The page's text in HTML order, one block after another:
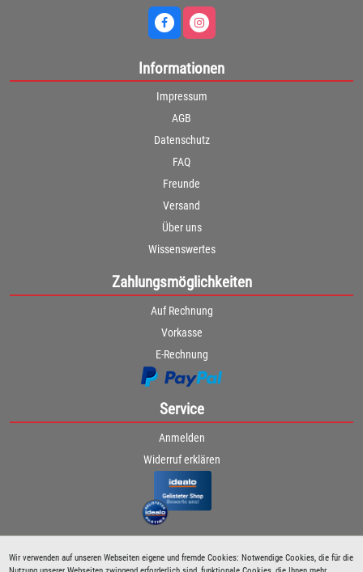
Wir verwenden auf unseren Webseiten eigene und fremde Cookies: Notwendige Cookies, die für die
Informationen
Impressum
AGB
Datenschutz
FAQ
Freunde
Versand
Über uns
Wissenswertes
Zahlungsmöglichkeiten
Auf Rechnung
Vorkasse
E-Rechnung
Service
Anmelden
Widerruf erklären